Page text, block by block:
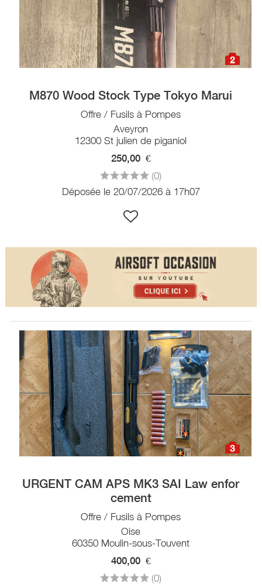
2
M870 Wood Stock Type Tokyo Marui
Offre / Fusils à Pompes
Aveyron
12300 St julien de piganiol
250,00 €
(0)
Déposée le 20/07/2026 à 17h07
3
URGENT CAM APS MK3 SAI Law enfor
cement
Offre / Fusils à Pompes
Oise
60350 Moulin-sous-Touvent
400,00 €
(0)